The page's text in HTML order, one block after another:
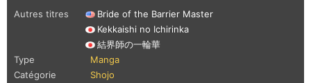
Autres titres
Bride of the Barrier Master
Kekkaishi no Ichirinka
結界師の一輪華
Type
Manga
Catégorie
Shojo